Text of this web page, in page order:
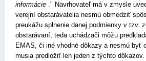
informácie ." Navrhovateľ má v zmysle
verejní obstarávatelia nesmú obmedziť
preukážu splnenie danej podmienky v tzv.
obstarávaní, teda uchádzači môžu
EMAS, či iné vhodné dôkazy a nesmú byť
musia predložiť len jeden z týchto